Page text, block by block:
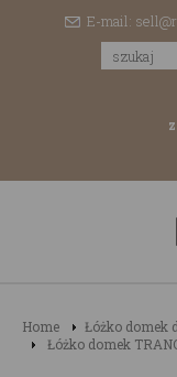
E-mail:
Home
Łóżko domek
Łóżko domek